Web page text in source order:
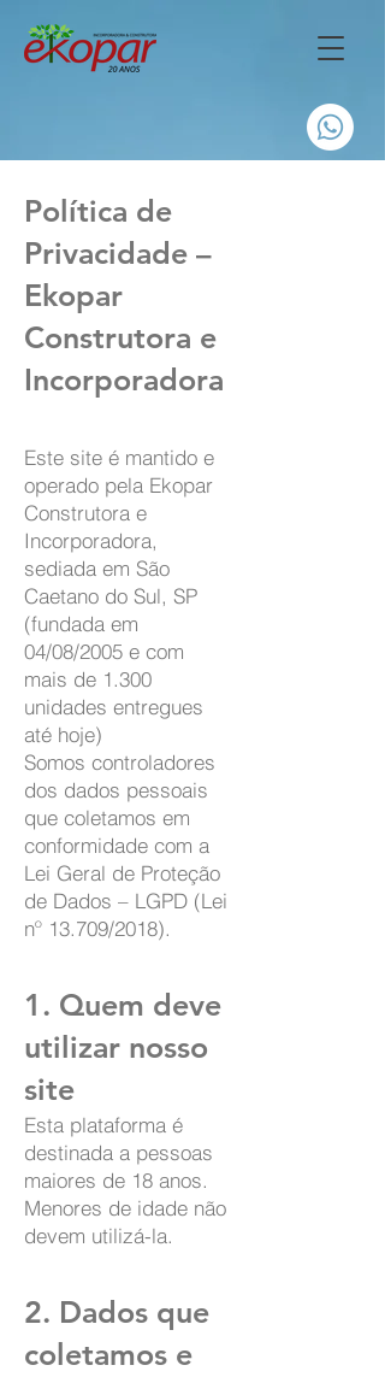
Política de
Privacidade –
Ekopar
Construtora e
Incorporadora
Este site é mantido e
operado pela Ekopar
Construtora e
Incorporadora,
sediada em São
Caetano do Sul, SP
(fundada em
04/08/2005 e com
mais de 1.300
unidades entregues
até hoje)
Somos controladores
dos dados pessoais
que coletamos em
conformidade com a
Lei Geral de Proteção
de Dados – LGPD (Lei
nº 13.709/2018).
1. Quem deve
utilizar nosso
site
Esta plataforma é
destinada a pessoas
maiores de 18 anos.
Menores de idade não
devem utilizá-la.
2. Dados que
coletamos e